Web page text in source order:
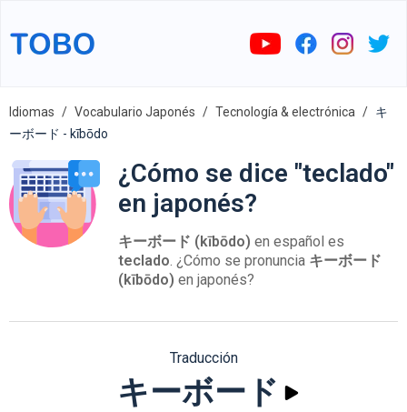
Idiomas Vocabulario Japonés Tecnología & electrónica
キ
ーボード - kībōdo
¿Cómo se dice "teclado"
en japonés?
キーボード (kībōdo) en español es
teclado. ¿Cómo se pronuncia キーボード
(kībōdo) en japonés?
Traducción
キーボード